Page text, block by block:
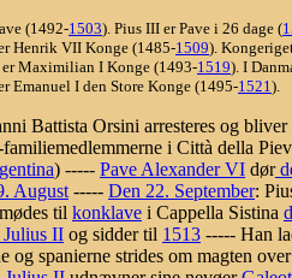
(1492-1503). Pius III er Pave i 26 dage (
Henrik VII Konge (1485-1509).
Maximilian I Konge (1493-1519). I
Emanuel I den Store Konge (1495-1521).
Battista Orsini arresteres og
i Città della
) ----- Pave Alexander VI dør
August ----- Den 22. September:
til konklave i Cappella Sistina
Julius II og sidder til 1513 ----- Han
og spanierne strides om magten